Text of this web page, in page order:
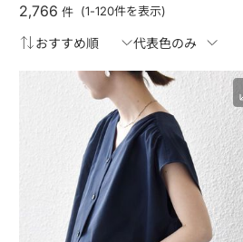
2,766 件 (1-120件を表示)